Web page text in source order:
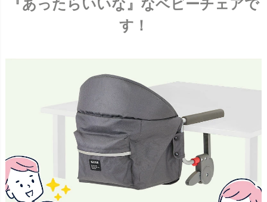
『あったらいいな』なベビーチェアで
す！